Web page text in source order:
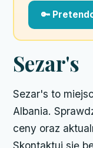
🔑
Sezar's
Sezar's to
Albania.
ceny oraz
Skontaktuj się